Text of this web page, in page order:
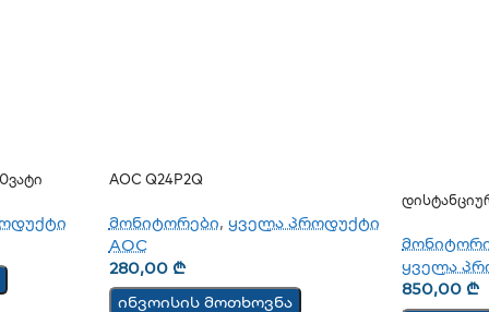
AOC Q24P2Q
მონიტორები, ყველა პროდუქტი
AOC
280,00 ₾
ინვოისის მოთხოვნა
ყველა
850,00₾